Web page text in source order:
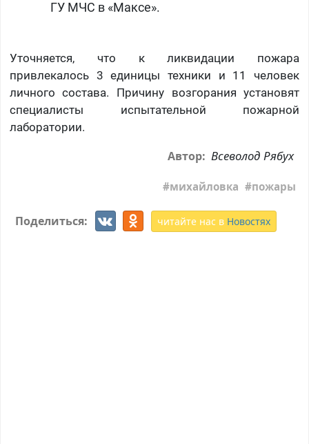
ГУ МЧС в «Максе».
Уточняется, что к ликвидации пожара
привлекалось 3 единицы техники и 11 человек
личного состава. Причину возгорания установят
специалисты испытательной пожарной
лаборатории.
Автор: Всеволод Рябух
михайловка пожары
Поделиться: читайте нас в Новостях